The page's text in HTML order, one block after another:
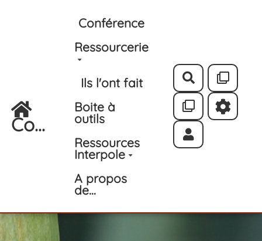
Aller au contenu principal
Co...
Conférence
Ressourcerie
Ils l'ont fait
Boite à
outils
Ressources
Interpole
A propos
de...
Rechercher